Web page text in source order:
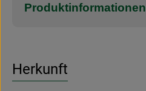
Produktinformationen
Herkunft